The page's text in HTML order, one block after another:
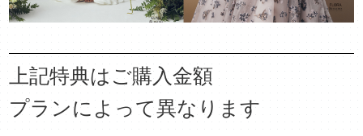
上記特典はご購入金額
プランによって異なります